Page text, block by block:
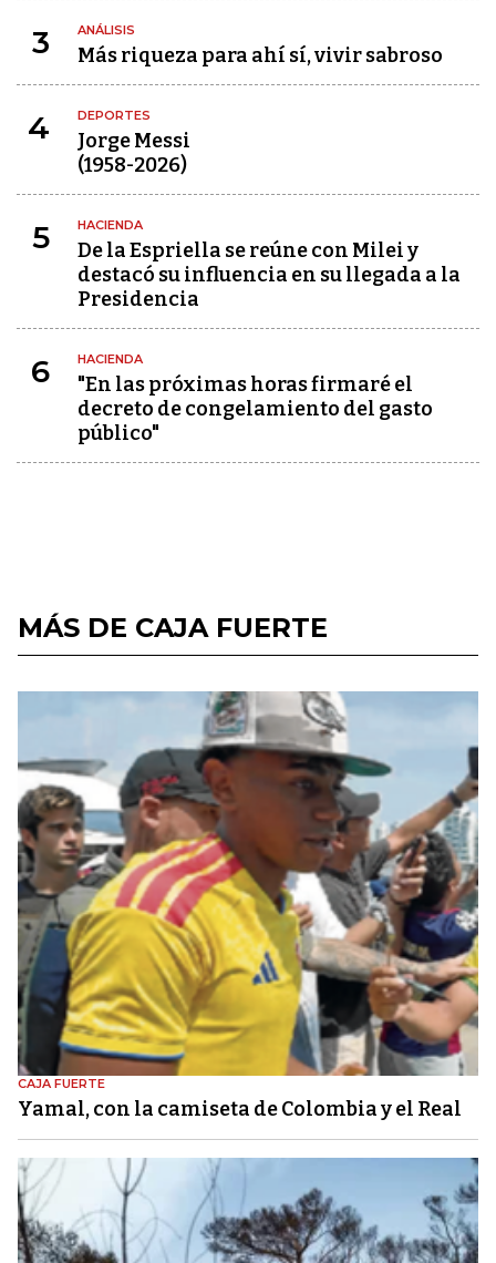
3 ANÁLISIS
Más riqueza para ahí sí, vivir sabroso
4 DEPORTES
Jorge Messi
(1958-2026)
5 HACIENDA
De la Espriella se reúne con Milei y
destacó su influencia en su llegada a la
Presidencia
6 HACIENDA
"En las próximas horas firmaré el
decreto de congelamiento del gasto
público"
MÁS DE CAJA FUERTE
CAJA FUERTE
Yamal, con la camiseta de Colombia y el Real